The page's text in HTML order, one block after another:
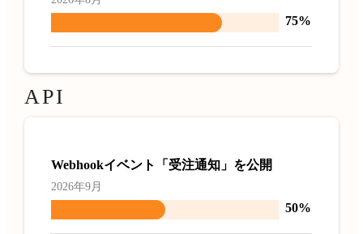
75%
API
Webhookイベント「受注通知」を公開
2026年9月
50%